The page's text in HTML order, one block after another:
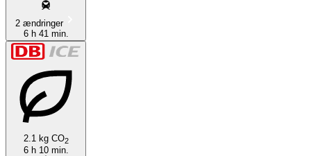
2 ændringer
6 h 41 min.
2.1 kg CO2
6 h 10 min.